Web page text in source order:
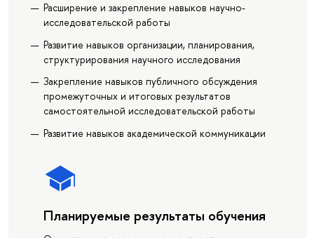
Расширение и закрепление навыков научно-
исследовательской работы
Развитие навыков организации, планирования,
структурирования научного исследования
Закрепление навыков публичного обсуждения
промежуточных и итоговых результатов
самостоятельной исследовательской работы
Развитие навыков академической коммуникации
Планируемые результаты обучения